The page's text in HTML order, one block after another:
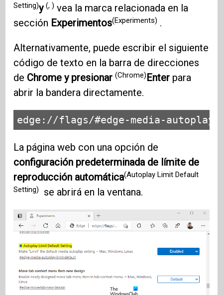
Setting)y(, ) vea la marca relacionada en la
sección Experimentos(Experiments) .
Alternativamente, puede escribir el siguiente
código de texto en la barra de direcciones
de Chrome y presionar(Chrome)Enter para
abrir la bandera directamente.
edge://flags/#edge-media-
La página web con una opción de
configuración predeterminada de límite de
reproducción automática(Autoplay Limit Default
Setting)
se abrirá en la ventana.